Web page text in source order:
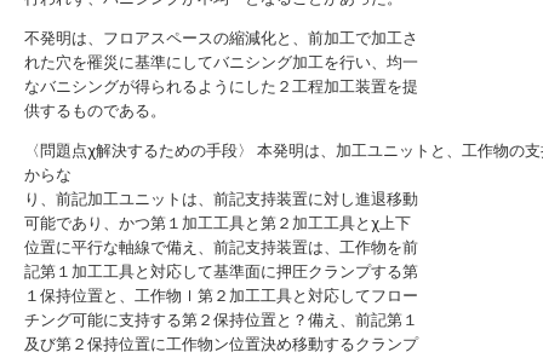
不発明は、フロアスペースの縮減化と、前加工で加工さ
れた穴を罹災に基準にしてバニシング加工を行い、均一
なバニシングが得られるようにした２工程加工装置を提
供するものである。
〈問題点χ解決するための手段〉 本発明は、加工ユニットと、工作物の
からな
り、前記加工ユニットは、前記支持装置に対し進退移動
可能であり、かつ第１加工工具と第２加工工具とχ上下
位置に平行な軸線で備え、前記支持装置は、工作物を前
記第１加工工具と対応して基準面に押圧クランプする第
１保持位置と、工作物ｌ第２加工工具と対応してフロー
チング可能に支持する第２保持位置と？備え、前記第１
及び第２保持位置に工作物ン位置決め移動するクランプ